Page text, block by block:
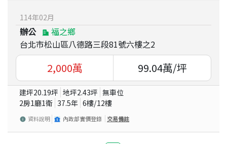
114年02月
辦公
福之鄉
台北市松山區八德路三段81號六樓之2
2,000萬 99.04萬/坪
建坪20.19坪 地坪2.43坪 無車位
2房1廳1衛 37.5年 6樓/12樓
資料說明 內政部實價登錄 交易備註